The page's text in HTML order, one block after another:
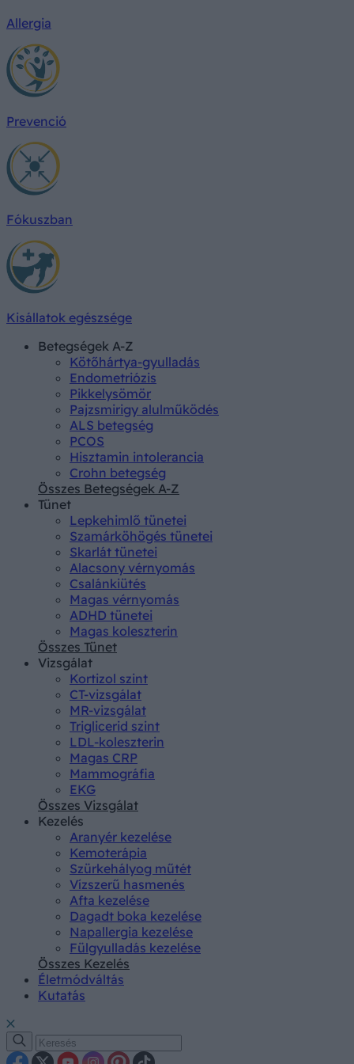
Allergia
Prevenció
Fókuszban
Kisállatok egészsége
Betegségek A-Z
Kötőhártya-gyulladás
Endometriózis
Pikkelysömör
Pajzsmirigy alulműködés
ALS betegség
PCOS
Hisztamin intolerancia
Crohn betegség
Összes Betegségek A-Z
Tünet
Lepkehimlő tünetei
Szamárköhögés tünetei
Skarlát tünetei
Alacsony vérnyomás
Csalánkiütés
Magas vérnyomás
ADHD tünetei
Magas koleszterin
Összes Tünet
Vizsgálat
Kortizol szint
CT-vizsgálat
MR-vizsgálat
Triglicerid szint
LDL-koleszterin
Magas CRP
Mammográfia
EKG
Összes Vizsgálat
Kezelés
Aranyér kezelése
Kemoterápia
Szürkehályog műtét
Vízszerű hasmenés
Afta kezelése
Dagadt boka kezelése
Napallergia kezelése
Fülgyulladás kezelése
Összes Kezelés
Életmódváltás
Kutatás